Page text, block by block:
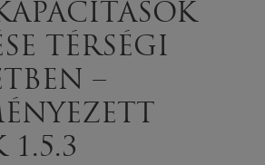
TÉRSÉGI
–
1.5.3